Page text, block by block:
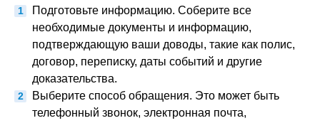
Подготовьте информацию. Соберите все
необходимые документы и информацию,
подтверждающую ваши доводы, такие как полис,
договор, переписку, даты событий и другие
доказательства.
Выберите способ обращения. Это может быть
телефонный звонок, электронная почта,